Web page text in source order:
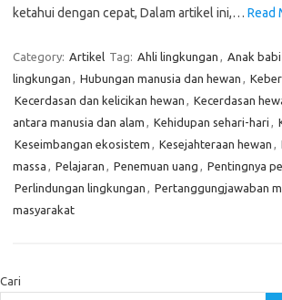
ketahui dengan cepat, Dalam artikel ini,… Read
Category: Artikel Tag: Ahli lingkungan , Anak babi
lingkungan , Hubungan manusia dan hewan ,
Kecerdasan dan kelicikan hewan , Kecerdasan
antara manusia dan alam , Kehidupan sehari-hari ,
Keseimbangan ekosistem , Kesejahteraan hewan ,
massa , Pelajaran , Penemuan uang , Pentingnya
Perlindungan lingkungan , Pertanggungjawaban
masyarakat
Cari